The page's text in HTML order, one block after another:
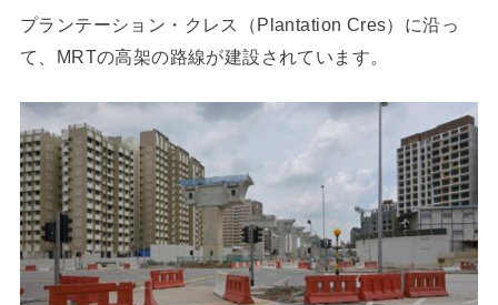
プランテーション・クレス（Plantation Cres）に沿っ
て、MRTの高架の路線が建設されています。